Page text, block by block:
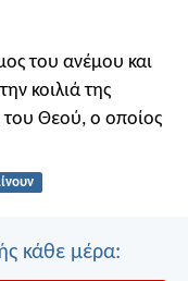
του ανέμου και
κοιλιά της
του Θεού, ο οποίος
κάθε μέρα: